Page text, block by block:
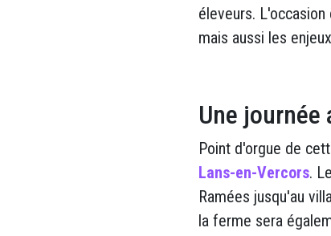
éleveurs.
mais aussi les
Une journée
Point d'orgue de
Lans-en-Vercors.
Ramées jusqu'au
la ferme sera